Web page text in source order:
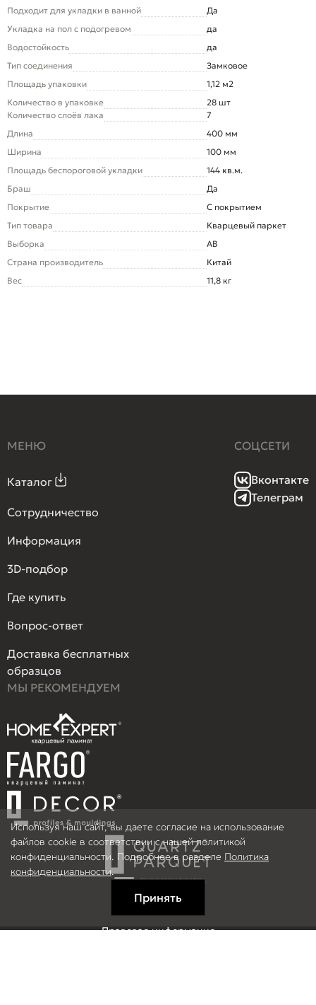
Подходит для укладки в ванной
Да
Укладка на пол c подогревом
да
Водостойкость
да
Тип соединения
Замковое
Площадь упаковки
1,12 м2
Количество в упаковке
28 шт
Количество слоёв лака
7
Длина
400 мм
Ширина
100 мм
Площадь беспороговой укладки
144 кв.м.
Браш
Да
Покрытие
С покрытием
Тип товара
Кварцевый паркет
Выборка
AB
Страна производитель
Китай
Вес
11,8 кг
Правовая информация
МЕНЮ
Каталог
Сотрудничество
Информация
3D-подбор
Где купить
Вопрос-ответ
Доставка бесплатных
образцов
СОЦСЕТИ
Вконтакте
Телеграм
МЫ РЕКОМЕНДУЕМ
Используя наш сайт, вы даете согласие на использование
файлов cookie в соответствии с нашей политикой
конфиденциальности. Подробнее в разделе Политика
конфиденциальности.
Принять